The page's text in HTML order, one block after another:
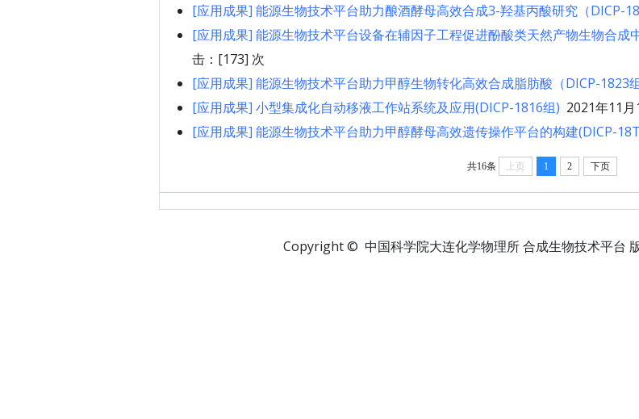
[应用成果] 能源生物技术平台助力酿酒酵母高效合成3-羟基丙酸研究（DICP-
[应用成果] 能源生物技术平台设备在辅因子工程促进酚酸类天然产物生物合成
击：[173] 次
[应用成果] 能源生物技术平台助力甲醇生物转化高效合成脂肪酸（DICP-1823组
[应用成果] 小型集成化自动移液工作站系统及应用(DICP-1816组) 2021年11
[应用成果] 能源生物技术平台助力甲醇酵母高效遗传操作平台的构建(DICP-
共16条 上页 1 2 下页
Copyright © 中国科学院大连化学物理所 合成生物技术平台